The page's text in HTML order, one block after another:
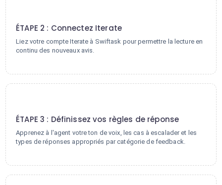
ÉTAPE 2 : Connectez Iterate
Liez votre compte Iterate à Swiftask pour permettre la lecture en
continu des nouveaux avis.
ÉTAPE 3 : Définissez vos règles de réponse
Apprenez à l'agent votre ton de voix, les cas à escalader et les
types de réponses appropriés par catégorie de feedback.